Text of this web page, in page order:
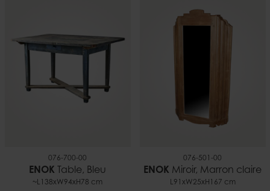
076-700-00
ENOK Table, Bleu
~L138xW94xH78 cm
076-501-00
ENOK Miroir, Marron claire
L91xW25xH167 cm